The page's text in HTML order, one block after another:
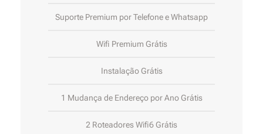
Suporte Premium por Telefone e Whatsapp
Wifi Premium Grátis
Instalação Grátis
1 Mudança de Endereço por Ano Grátis
2 Roteadores Wifi6 Grátis